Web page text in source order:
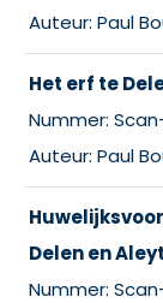
Auteur: Paul
Het erf te
Nummer:
Auteur: Paul
Delen en
Nummer: